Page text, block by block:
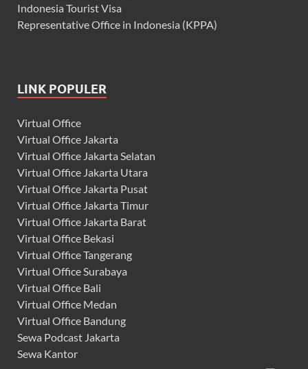
Indonesia Tourist Visa
Representative Office in Indonesia (KPPA)
LINK POPULER
Virtual Office
Virtual Office Jakarta
Virtual Office Jakarta Selatan
Virtual Office Jakarta Utara
Virtual Office Jakarta Pusat
Virtual Office Jakarta Timur
Virtual Office Jakarta Barat
Virtual Office Bekasi
Virtual Office Tangerang
Virtual Office Surabaya
Virtual Office Bali
Virtual Office Medan
Virtual Office Bandung
Sewa Podcast Jakarta
Sewa Kantor